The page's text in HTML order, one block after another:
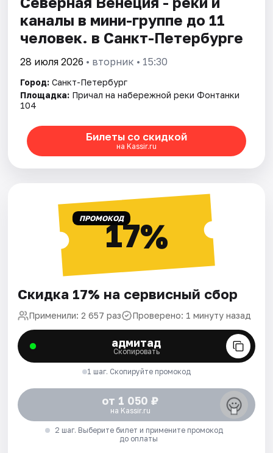
каналы в мини-группе до 11
человек. в Санкт-Петербурге
28 июля 2026 • вторник • 15:30
Город: Санкт-Петербург
Площадка: Причал на набережной реки Фонтанки
104
Билеты со скидкой
на Kassir.ru
ПРОМОКОД17%
Скидка 17% на сервисный сбор
Применили: 2 657 раз Проверено: 1 минуту назад
адмитад
Скопировать
1 шаг. Скопируйте промокод
от 1 050 ₽
на Kassir.ru
2 шаг. Выберите билет и примените промокод
до оплаты